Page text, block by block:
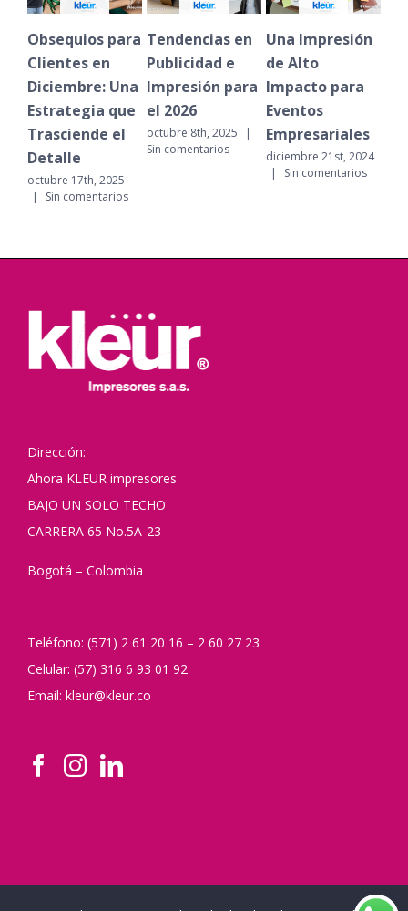
Obsequios para
Clientes en
Diciembre: Una
Estrategia que
Trasciende el
Detalle
octubre 17th, 2025
|
Sin comentarios
Tendencias en
Publicidad e
Impresión para
el 2026
octubre 8th, 2025
|
Sin comentarios
Una Impresión
de Alto
Impacto para
Eventos
Empresariales
diciembre 21st, 2024
|
Sin comentarios
Dirección:
Ahora KLEUR impresores
BAJO UN SOLO TECHO
CARRERA 65 No.5A-23
Bogotá – Colombia
Teléfono: (571) 2 61 20 16 – 2 60 27 23
Celular: (57) 316 6 93 01 92
Email: kleur@kleur.co